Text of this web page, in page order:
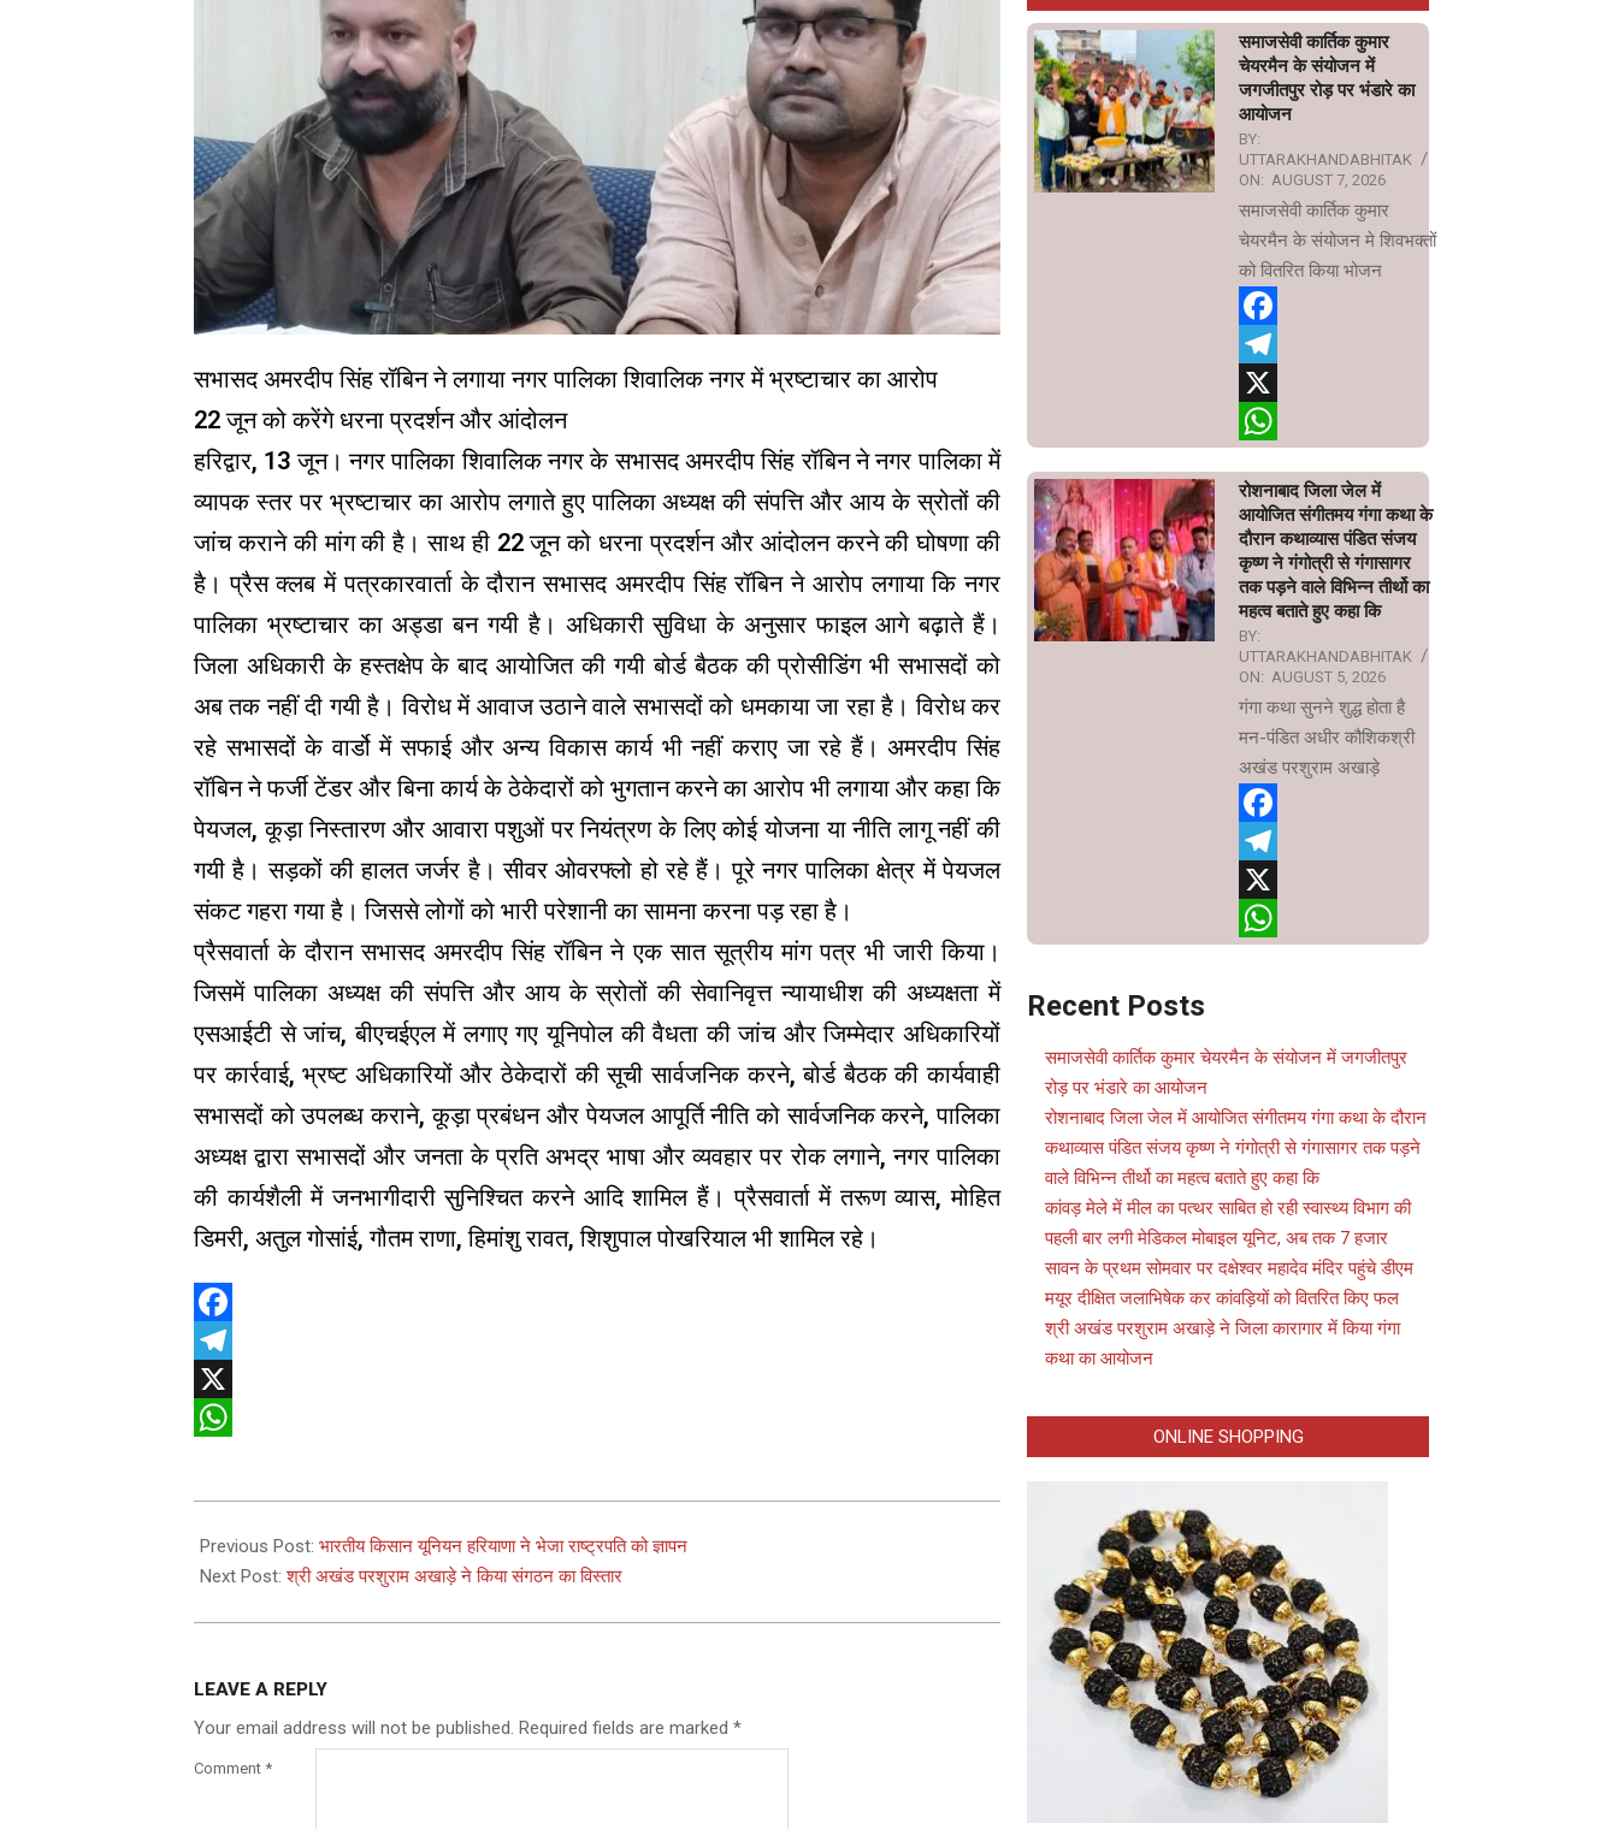
सभासद अमरदीप सिंह रॉबिन ने लगाया नगर पालिका शिवालिक नगर में भ्रष्टाचार का आरोप
22 जून को करेंगे धरना प्रदर्शन और आंदोलन
हरिद्वार, 13 जून। नगर पालिका शिवालिक नगर के सभासद अमरदीप सिंह रॉबिन ने नगर पालिका में
व्यापक स्तर पर भ्रष्टाचार का आरोप लगाते हुए पालिका अध्यक्ष की संपत्ति और आय के स्रोतों की
जांच कराने की मांग की है। साथ ही 22 जून को धरना प्रदर्शन और आंदोलन करने की घोषणा की
है। प्रैस क्लब में पत्रकारवार्ता के दौरान सभासद अमरदीप सिंह रॉबिन ने आरोप लगाया कि नगर
पालिका भ्रष्टाचार का अड्डा बन गयी है। अधिकारी सुविधा के अनुसार फाइल आगे बढ़ाते हैं।
जिला अधिकारी के हस्तक्षेप के बाद आयोजित की गयी बोर्ड बैठक की प्रोसीडिंग भी सभासदों को
अब तक नहीं दी गयी है। विरोध में आवाज उठाने वाले सभासदों को धमकाया जा रहा है। विरोध कर
रहे सभासदों के वार्डो में सफाई और अन्य विकास कार्य भी नहीं कराए जा रहे हैं। अमरदीप सिंह
रॉबिन ने फर्जी टेंडर और बिना कार्य के ठेकेदारों को भुगतान करने का आरोप भी लगाया और कहा कि
पेयजल, कूड़ा निस्तारण और आवारा पशुओं पर नियंत्रण के लिए कोई योजना या नीति लागू नहीं की
गयी है। सड़कों की हालत जर्जर है। सीवर ओवरफ्लो हो रहे हैं। पूरे नगर पालिका क्षेत्र में पेयजल
संकट गहरा गया है। जिससे लोगों को भारी परेशानी का सामना करना पड़ रहा है।
प्रैसवार्ता के दौरान सभासद अमरदीप सिंह रॉबिन ने एक सात सूत्रीय मांग पत्र भी जारी किया।
जिसमें पालिका अध्यक्ष की संपत्ति और आय के स्रोतों की सेवानिवृत्त न्यायाधीश की अध्यक्षता में
एसआईटी से जांच, बीएचईएल में लगाए गए यूनिपोल की वैधता की जांच और जिम्मेदार अधिकारियों
पर कार्रवाई, भ्रष्ट अधिकारियों और ठेकेदारों की सूची सार्वजनिक करने, बोर्ड बैठक की कार्यवाही
सभासदों को उपलब्ध कराने, कूड़ा प्रबंधन और पेयजल आपूर्ति नीति को सार्वजनिक करने, पालिका
अध्यक्ष द्वारा सभासदों और जनता के प्रति अभद्र भाषा और व्यवहार पर रोक लगाने, नगर पालिका
की कार्यशैली में जनभागीदारी सुनिश्चित करने आदि शामिल हैं। प्रैसवार्ता में तरूण व्यास, मोहित
डिमरी, अतुल गोसांई, गौतम राणा, हिमांशु रावत, शिशुपाल पोखरियाल भी शामिल रहे।
Facebook
Telegram
X
06-
13
Previous Post: भारतीय किसान यूनियन हरियाणा ने भेजा राष्ट्रपति को ज्ञापन
Next Post:श्री अखंड परशुराम अखाड़े ने किया संगठन का विस्तार
LEAVE A REPLY
Your email address will not be published. Required fields are marked *
Comment *
समाजसेवी कार्तिक कुमार
चेयरमैन के संयोजन में
जगजीतपुर रोड़ पर भंडारे का
आयोजन
BY:
UTTARAKHANDABHITAK
ON: AUGUST 7, 2026
समाजसेवी कार्तिक कुमार
चेयरमैन के संयोजन मे शिवभक्तों
को वितरित किया भोजन
Facebook
Telegram
X
रोशनाबाद जिला जेल में
आयोजित संगीतमय गंगा कथा के
दौरान कथाव्यास पंडित संजय
कृष्ण ने गंगोत्री से गंगासागर
तक पड़ने वाले विभिन्न तीर्थो का
महत्व बताते हुए कहा कि
BY:
UTTARAKHANDABHITAK
ON: AUGUST 5, 2026
गंगा कथा सुनने शुद्ध होता है
मन-पंडित अधीर कौशिकश्री
अखंड परशुराम अखाड़े
Facebook
Telegram
X
Recent Posts
समाजसेवी कार्तिक कुमार चेयरमैन के संयोजन में जगजीतपुर
रोड़ पर भंडारे का आयोजन
रोशनाबाद जिला जेल में आयोजित संगीतमय गंगा कथा के दौरान
कथाव्यास पंडित संजय कृष्ण ने गंगोत्री से गंगासागर तक पड़ने
वाले विभिन्न तीर्थो का महत्व बताते हुए कहा कि
कांवड़ मेले में मील का पत्थर साबित हो रही स्वास्थ्य विभाग की
पहली बार लगी मेडिकल मोबाइल यूनिट, अब तक 7 हजार
सावन के प्रथम सोमवार पर दक्षेश्वर महादेव मंदिर पहुंचे डीएम
मयूर दीक्षित जलाभिषेक कर कांवड़ियों को वितरित किए फल
श्री अखंड परशुराम अखाड़े ने जिला कारागार में किया गंगा
कथा का आयोजन
ONLINE SHOPPING